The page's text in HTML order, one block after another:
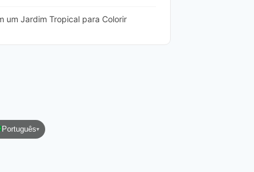
um Jardim Tropical para Colorir
Português▾